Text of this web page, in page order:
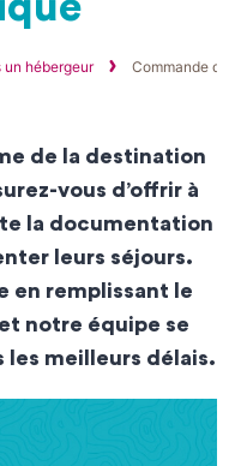
un hébergeur Commande de
de la destination
vous d’offrir à
la documentation
leurs séjours.
en remplissant le
notre équipe se
les meilleurs délais.